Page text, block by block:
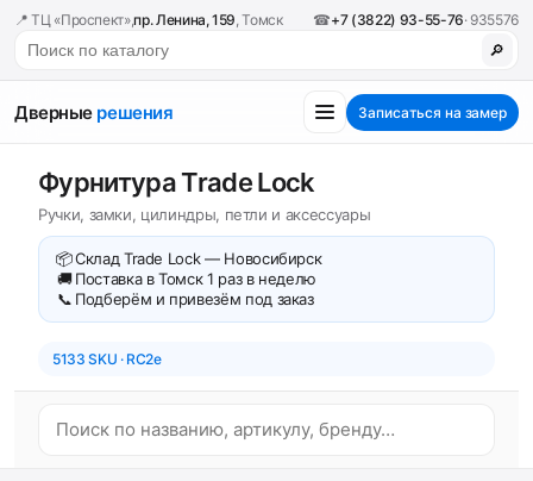
📍 ТЦ «Проспект»,пр. Ленина, 159, Томск ☎+7 (3822) 93-55-76· 935576
🔎
Дверные решения Записаться на замер
Фурнитура Trade Lock
Ручки, замки, цилиндры, петли и аксессуары
📦Склад Trade Lock — Новосибирск
🚚 Поставка в Томск 1 раз в неделю
📞 Подберём и привезём под заказ
5133 SKU · RC2e